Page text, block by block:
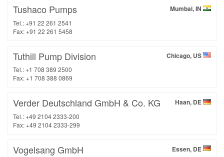
Mumbai, IN
Tushaco Pumps
Tel.: +91 22 261 2541
Fax: +91 22 261 5458
Chicago, US
Tuthill Pump Division
Tel.: +1 708 389 2500
Fax: +1 708 388 0869
Haan, DE
Verder Deutschland GmbH & Co. KG
Tel.: +49 2104 2333-200
Fax: +49 2104 2333-299
Essen, DE
Vogelsang GmbH